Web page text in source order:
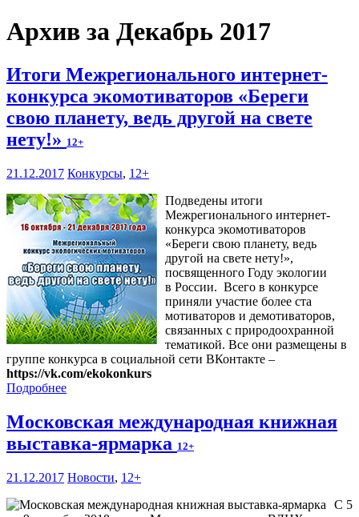
Архив за Декабрь 2017
Итоги Межрегионального интернет-
конкурса экомотиваторов «Береги
свою планету, ведь другой на свете
нету!» 12+
21.12.2017 Конкурсы, 12+
Подведены итоги
Межрегионального интернет-
конкурса экомотиваторов
«Береги свою планету, ведь
другой на свете нету!»,
посвященного Году экологии
в России. Всего в конкурсе
приняли участие более ста
мотиваторов и демотиваторов,
связанных с природоохранной
тематикой. Все они размещены в
группе конкурса в социальной сети ВКонтакте –
https://vk.com/ekokonkurs
Подробнее
Московская международная книжная
выставка-ярмарка 12+
21.12.2017 Новости, 12+
С 5